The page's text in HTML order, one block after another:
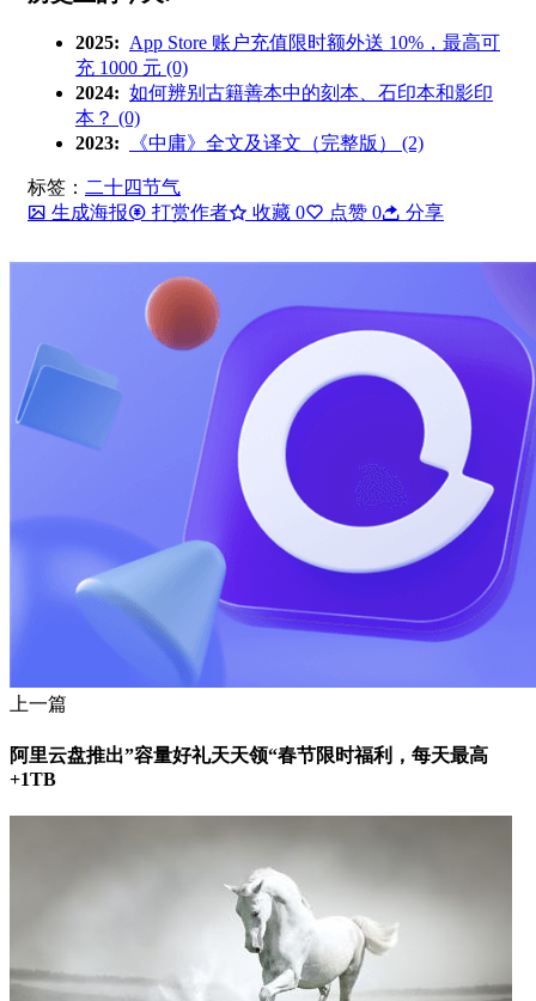
2025: App Store 账户充值限时额外送 10%，最高可
充 1000 元 (0)
2024: 如何辨别古籍善本中的刻本、石印本和影印
本？ (0)
2023:
《中庸》全文及译文（完整版） (2)
标签： 二十四节气
生成海报
打赏作者 收藏 0 点赞 0 分享
上一篇
阿里云盘推出”容量好礼天天领“春节限时福利，每天最高
+1TB